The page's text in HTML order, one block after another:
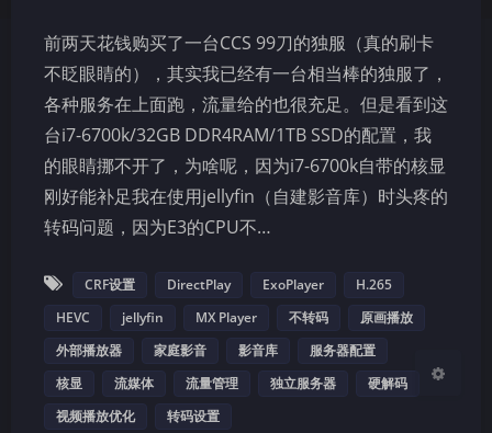
夜间模式
Sans Serif Serif
关闭 日落 暗化
前两天花钱购买了一台CCS 99刀的独服（真的刷卡
不眨眼睛的），其实我已经有一台相当棒的独服了，
各种服务在上面跑，流量给的也很充足。但是看到这
台i7-6700k/32GB DDR4RAM/1TB SSD的配置，我
的眼睛挪不开了，为啥呢，因为i7-6700k自带的核显
刚好能补足我在使用jellyfin（自建影音库）时头疼的
转码问题，因为E3的CPU不…
CRF设置 DirectPlay ExoPlayer
H.265
HEVC
jellyfin MX Player 不转码
原画播放
外部播放器
家庭影音 影音库
服务器配置
核显
流媒体 流量管理 独立服务器
硬解码
视频播放优化
转码设置